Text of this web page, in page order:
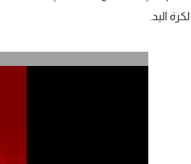
لكرة اليد.